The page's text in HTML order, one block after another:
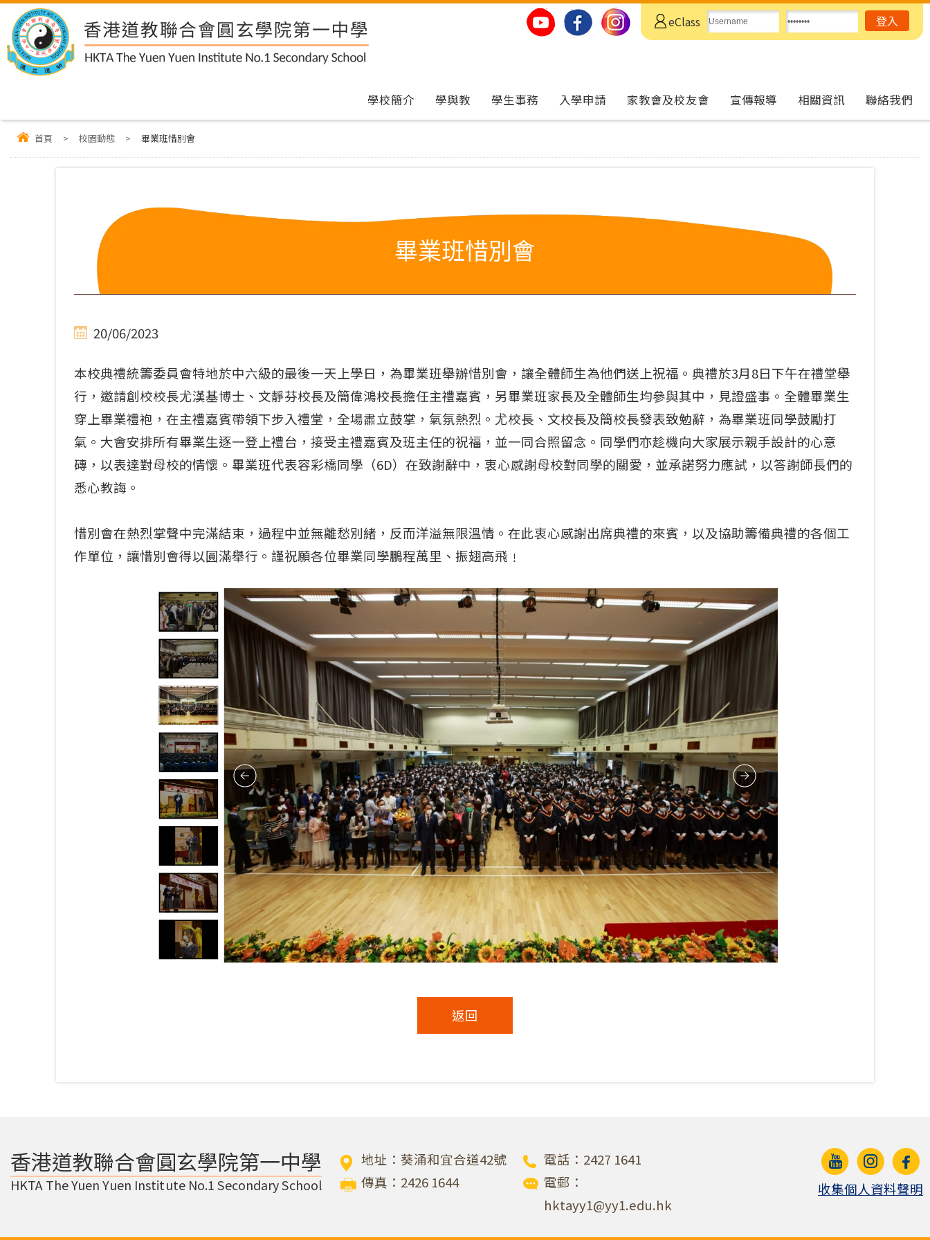
eClass
學校簡介 學與教 學生事務 入學申請 家教會及校友會 宣傳報導 相關資訊 聯絡我們
首頁 > 校園動態 > 畢業班惜別會
畢業班惜別會
20/06/2023
本校典禮統籌委員會特地於中六級的最後一天上學日，為畢業班舉辦惜別會，讓全體師生為他們送上祝福。典禮於3月8日下午在禮堂舉
行，邀請創校校長尤漢基博士、文靜芬校長及簡偉鴻校長擔任主禮嘉賓，另畢業班家長及全體師生均參與其中，見證盛事。全體畢業生
穿上畢業禮袍，在主禮嘉賓帶領下步入禮堂，全場肅立鼓掌，氣氛熱烈。尤校長、文校長及簡校長發表致勉辭，為畢業班同學鼓勵打
氣。大會安排所有畢業生逐一登上禮台，接受主禮嘉賓及班主任的祝福，並一同合照留念。同學們亦趁機向大家展示親手設計的心意
磚，以表達對母校的情懷。畢業班代表容彩橋同學（6D）在致謝辭中，衷心感謝母校對同學的關愛，並承諾努力應試，以答謝師長們的
悉心教誨。
惜別會在熱烈掌聲中完滿結束，過程中並無離愁別緒，反而洋溢無限溫情。在此衷心感謝出席典禮的來賓，以及協助籌備典禮的各個工
作單位，讓惜別會得以圓滿舉行。謹祝願各位畢業同學鵬程萬里、振翅高飛﹗
返回
香港道教聯合會圓玄學院第一中學
HKTA The Yuen Yuen Institute No.1 Secondary School
地址：葵涌和宜合道42號
電話：2427 1641
傳真：2426 1644
電郵：
hktayy1@yy1.edu.hk
收集個人資料聲明